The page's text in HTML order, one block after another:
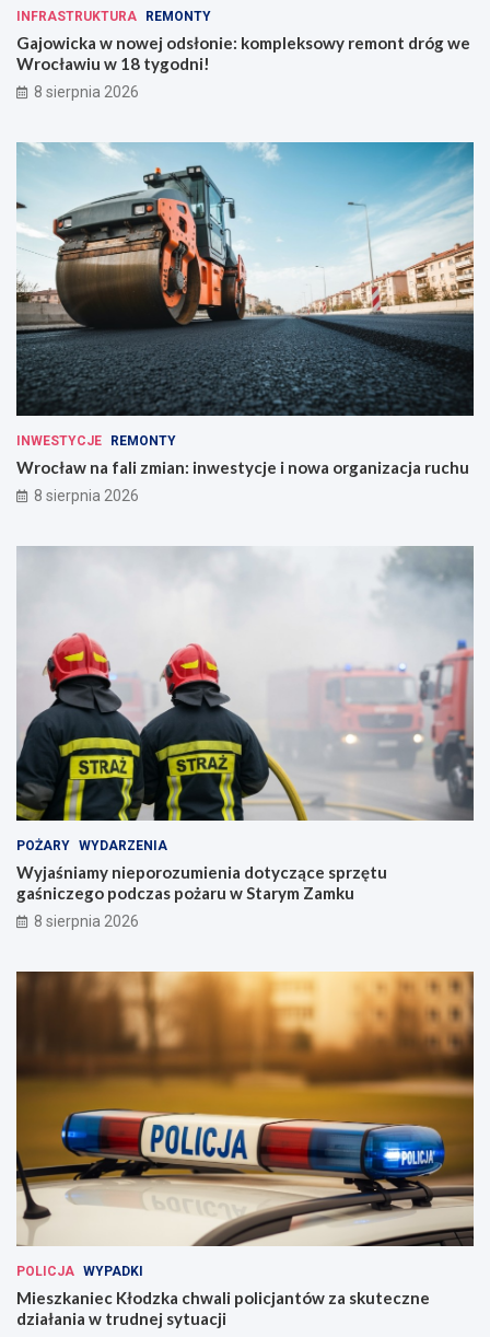
INFRASTRUKTURA REMONTY
Gajowicka w nowej odsłonie: kompleksowy remont dróg we
Wrocławiu w 18 tygodni!
8 sierpnia 2026
INWESTYCJE REMONTY
Wrocław na fali zmian: inwestycje i nowa organizacja ruchu
8 sierpnia 2026
POŻARY WYDARZENIA
Wyjaśniamy nieporozumienia dotyczące sprzętu
gaśniczego podczas pożaru w Starym Zamku
8 sierpnia 2026
POLICJA WYPADKI
Mieszkaniec Kłodzka chwali policjantów za skuteczne
działania w trudnej sytuacji